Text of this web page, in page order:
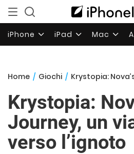
iPhone iPad Mac
Home / Giochi / Krystopia: Nova’s
Krystopia:
Journey, un
verso l’ignoto